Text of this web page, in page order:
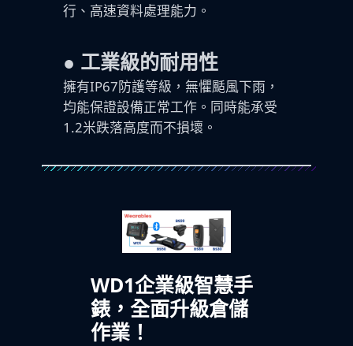
行、高速資料處理能力。
● 工業級的耐用性
擁有IP67防護等級，無懼颳風下雨，
均能保證設備正常工作。同時能承受
1.2米跌落高度而不損壞。
WD1企業級智慧手
錶，全面升級倉儲
作業！